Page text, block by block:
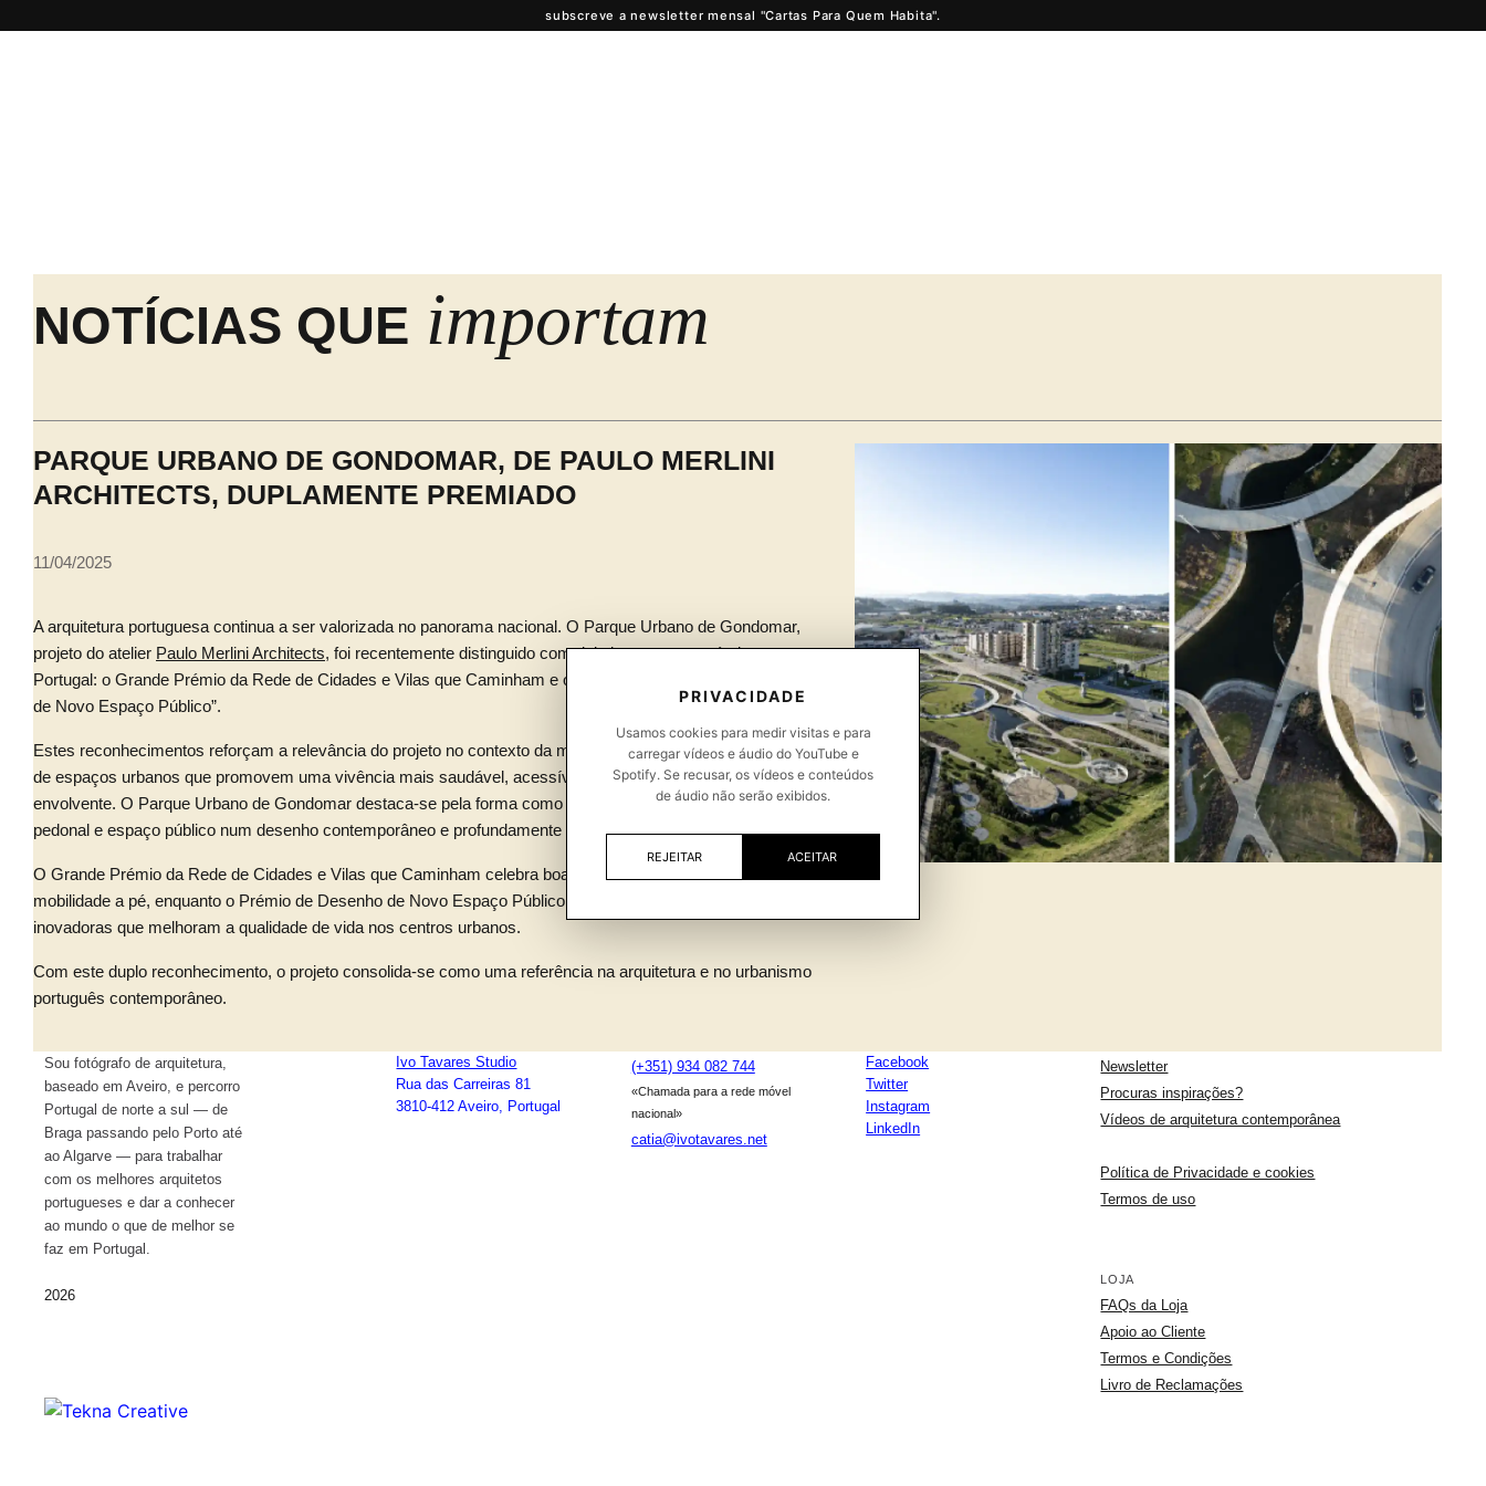
NOTÍCIAS QUE importam
PARQUE URBANO DE GONDOMAR, DE PAULO MERLINI
ARCHITECTS, DUPLAMENTE PREMIADO
11/04/2025
A arquitetura portuguesa continua a ser valorizada no panorama nacional. O Parque Urbano de Gondomar,
projeto do atelier Paulo Merlini Architects, foi recentemente distinguido com dois importantes prémios em
Portugal: o Grande Prémio da Rede de Cidades e Vilas que Caminham e o 1.º Prémio na categoria “Desenho
de Novo Espaço Público”.
Estes reconhecimentos reforçam a relevância do projeto no contexto da mobilidade sustentável e da criação
de espaços urbanos que promovem uma vivência mais saudável, acessível e integrada com o meio
envolvente. O Parque Urbano de Gondomar destaca-se pela forma como combina natureza, percurso
pedonal e espaço público num desenho contemporâneo e profundamente humano.
O Grande Prémio da Rede de Cidades e Vilas que Caminham celebra boas práticas na promoção da
mobilidade a pé, enquanto o Prémio de Desenho de Novo Espaço Público valoriza intervenções urbanas
inovadoras que melhoram a qualidade de vida nos centros urbanos.
Com este duplo reconhecimento, o projeto consolida-se como uma referência na arquitetura e no urbanismo
português contemporâneo.
Sou fotógrafo de arquitetura,
baseado em Aveiro, e percorro
Portugal de norte a sul — de
Braga passando pelo Porto até
ao Algarve — para trabalhar
com os melhores arquitetos
portugueses e dar a conhecer
ao mundo o que de melhor se
faz em Portugal.
2026
Ivo Tavares Studio
Rua das Carreiras 81
3810-412 Aveiro, Portugal
(+351) 934 082 744
«Chamada para a rede móvel
nacional»
catia@ivotavares.net
Facebook
Twitter
Instagram
LinkedIn
Newsletter
Procuras inspirações?
Vídeos de arquitetura contemporânea
Política de Privacidade e cookies
Termos de uso
LOJA
FAQs da Loja
Apoio ao Cliente
Termos e Condições
Livro de Reclamações
subscreve a newsletter mensal "Cartas Para Quem Habita".
PRIVACIDADE
Usamos cookies para medir visitas e para
carregar vídeos e áudio do YouTube e
Spotify. Se recusar, os vídeos e conteúdos
de áudio não serão exibidos.
REJEITAR ACEITAR